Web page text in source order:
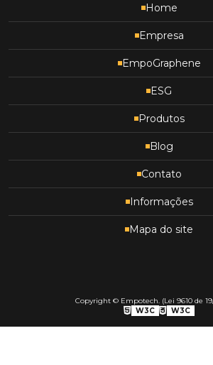
Home
Empresa
EmpoGraphene
ESG
Produtos
Blog
Contato
Informações
Mapa do site
Copyright © Empotech. (Lei 9610 de
W3C
W3C